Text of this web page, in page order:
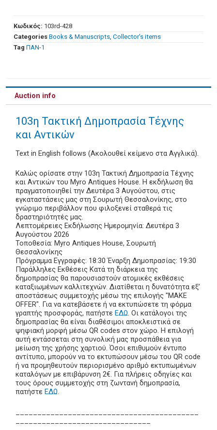
Κωδικός: 103rd-428
Categories Books & Manuscripts, Collector's items
Tag ΠΑΝ-1
Auction info
103η Τακτική Δημοπρασία Τέχνης
και Αντικών
Text in English follows (Ακολουθεί κείμενο στα Αγγλικά).
Καλώς ορίσατε στην 103η Τακτική Δημοπρασία Τέχνης
και Αντικών του Myro Antiques House. Η εκδήλωση θα
πραγματοποιηθεί την Δευτέρα 3 Αυγούστου, στις
εγκαταστάσεις μας στη Σουρωτή Θεσσαλονίκης, στο
γνώριμο περιβάλλον που φιλοξενεί σταθερά τις
δραστηριότητές μας.
Λεπτομέρειες Εκδήλωσης Ημερομηνία: Δευτέρα 3
Αυγούστου 2026
Τοποθεσία: Myro Antiques House, Σουρωτή
Θεσσαλονίκης
Πρόγραμμα Εγγραφές: 18:30 Έναρξη Δημοπρασίας: 19:30
Παράλληλες Εκθέσεις Κατά τη διάρκεια της
δημοπρασίας θα παρουσιαστούν ατομικές εκθέσεις
καταξιωμένων καλλιτεχνών. Διατίθεται η δυνατότητα εξ’
αποστάσεως συμμετοχής μέσω της επιλογής "MAKE
OFFER". Για να κατεβάσετε ή να εκτυπώσετε τη φόρμα
γραπτής προσφοράς, πατήστε ΕΔΩ. Οι κατάλογοι της
δημοπρασίας θα είναι διαθέσιμοι αποκλειστικά σε
ψηφιακή μορφή μέσω QR codes στον χώρο. Η επιλογή
αυτή εντάσσεται στη συνολική μας προσπάθεια για
μείωση της χρήσης χαρτιού. Όσοι επιθυμούν έντυπο
αντίτυπο, μπορούν να το εκτυπώσουν μέσω του QR code
ή να προμηθευτούν περιορισμένο αριθμό εκτυπωμένων
καταλόγων με επιβάρυνση 2€. Για πλήρεις οδηγίες και
τους όρους συμμετοχής στη ζωντανή δημοπρασία,
πατήστε ΕΔΩ.